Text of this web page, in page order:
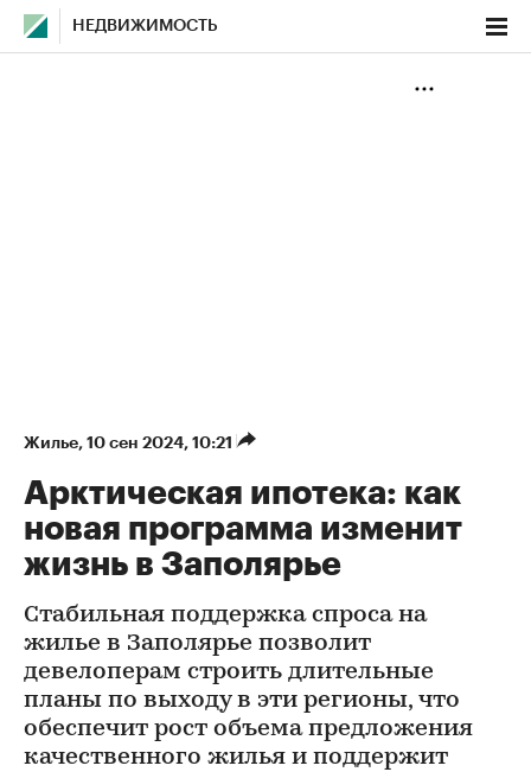
НЕДВИЖИМОСТЬ
Жилье⁠, 10 сен 2024, 10:21
Арктическая ипотека: как
новая программа изменит
жизнь в Заполярье
Стабильная поддержка спроса на
жилье в Заполярье позволит
девелоперам строить длительные
планы по выходу в эти регионы, что
обеспечит рост объема предложения
качественного жилья и поддержит